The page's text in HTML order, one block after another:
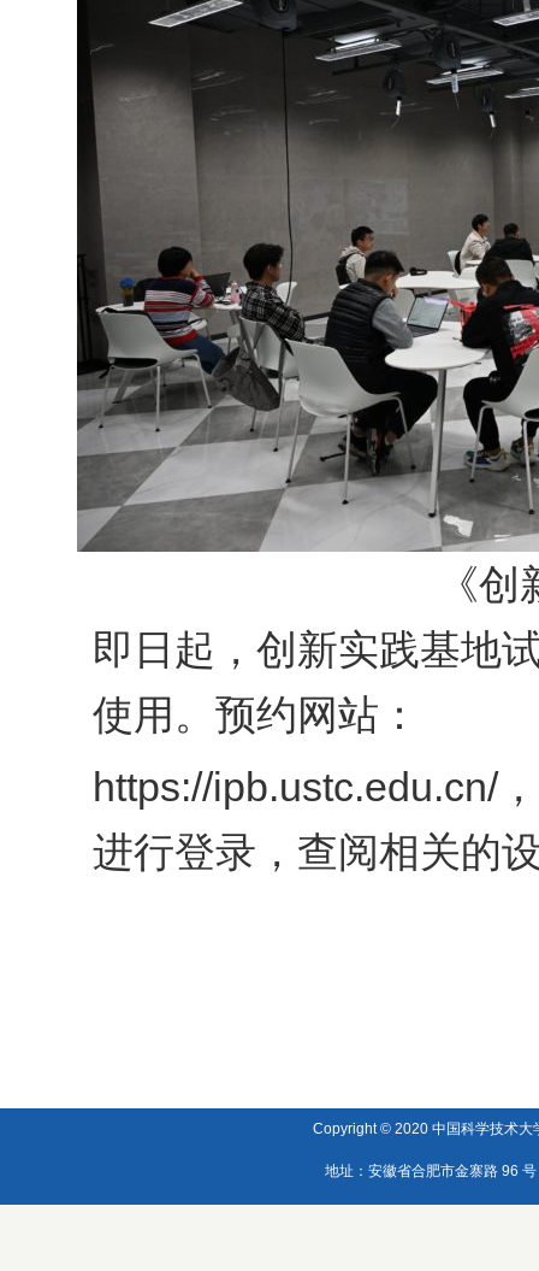
《
即日起，创新实践基地
使用。预约网站：
https://ipb.ustc.edu.cn/
进行登录，查阅相关的
Copyright © 2020 中国科学技术
地址：安徽省合肥市金寨路 96 号